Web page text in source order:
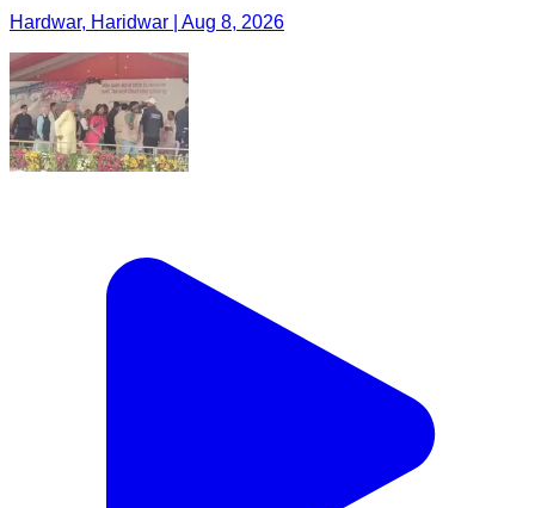
Hardwar, Haridwar | Aug 8, 2026